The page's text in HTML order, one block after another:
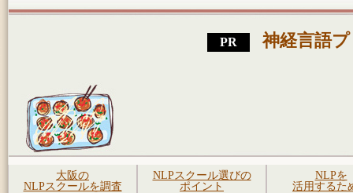
神経言語
大阪の
NLPスクールを調査
NLPスクール選びの
ポイント
NLPを
活用するた